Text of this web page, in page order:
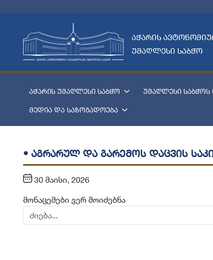
აჭარის
უმაღლესი საბჭო
აჭარის უმაღლესი საბჭო უმაღლესი საბჭოს
მედია და საზოგადოება
• აგრარულ და გარემოს დაცვის
30 მაისი, 2026
მონაცემები ვერ მოიძებნა